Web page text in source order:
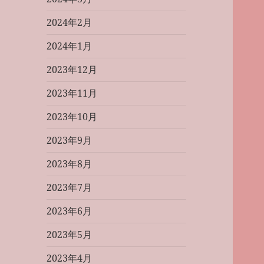
2024年2月
2024年1月
2023年12月
2023年11月
2023年10月
2023年9月
2023年8月
2023年7月
2023年6月
2023年5月
2023年4月